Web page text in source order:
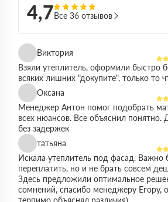
4,7Все 36 отзывов
Виктория
Взяли утеплитель, оформили быстро
всяких лишних "докупите", только то
Оксана
Менеджер Антон помог подобрать
всех нюансов. Все объяснил понятно.
без задержек
татьяна
Искала утеплитель под фасад. Важно
переплатить, но и не брать совсем
Здесь предложили оптимальное
сомнений, спасибо менеджеру Егору,
терпимо объяснял различия)